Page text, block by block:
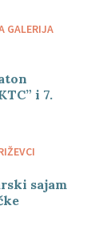
GALERIJA
i 7.
sajam